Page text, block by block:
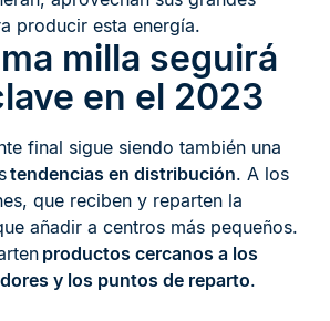
producir esta energía.
milla seguirá
en el 2023
final sigue siendo también una
tendencias en distribución. A los
que reciben y reparten la
añadir a centros más pequeños.
productos cercanos a los
y los puntos de reparto.